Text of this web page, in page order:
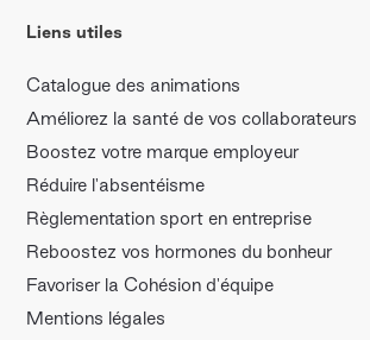
Liens utiles
Catalogue des animations
Améliorez la santé de vos collaborateurs
Boostez votre marque employeur
Réduire l'absentéisme
Règlementation sport en entreprise
Reboostez vos hormones du bonheur
Favoriser la Cohésion d'équipe
Mentions légales